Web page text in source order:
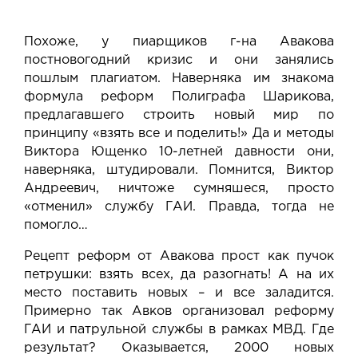
Похоже, у пиарщиков г-на Авакова
постновогодний кризис и они занялись
пошлым плагиатом. Наверняка им знакома
формула реформ Полиграфа Шарикова,
предлагавшего строить новый мир по
принципу «взять все и поделить!» Да и методы
Виктора Ющенко 10-летней давности они,
наверняка, штудировали. Помнится, Виктор
Андреевич, ничтоже сумняшеся, просто
«отменил» службу ГАИ. Правда, тогда не
помогло…
Рецепт реформ от Авакова прост как пучок
петрушки: взять всех, да разогнать! А на их
место поставить новых – и все заладится.
Примерно так Авков организовал реформу
ГАИ и патрульной службы в рамках МВД. Где
результат? Оказывается, 2000 новых